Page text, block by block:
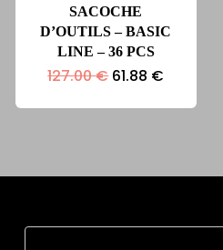
SACOCHE
D’OUTILS – BASIC
LINE – 36 PCS
127.00€ Le
initial
61.88 €
actuel